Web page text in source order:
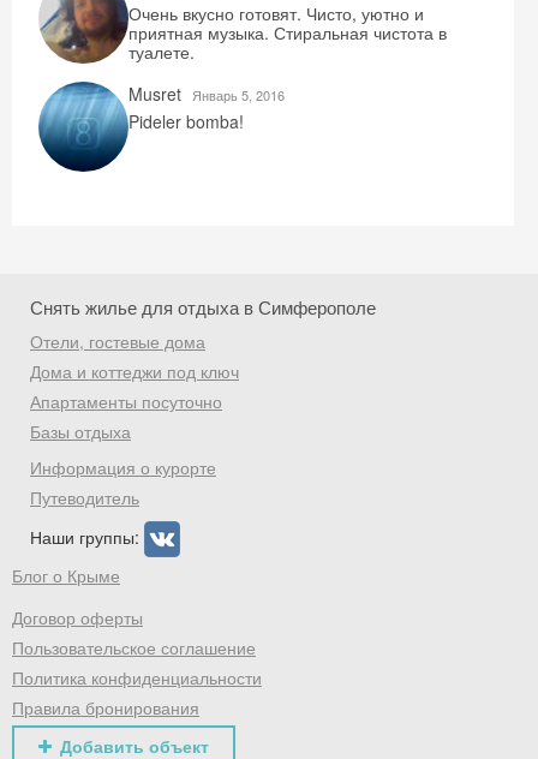
Очень вкусно готовят. Чисто, уютно и
приятная музыка. Стиральная чистота в
туалете.
Musret
Январь 5, 2016
Pideler bomba!
Снять жилье для отдыха в Симферополе
Отели, гостевые дома
Дома и коттеджи под ключ
Апартаменты посуточно
Базы отдыха
Информация о курорте
Путеводитель
Наши группы:
Блог о Крыме
Договор оферты
Пользовательское соглашение
Политика конфиденциальности
Правила бронирования
Добавить объект
промокод на первое бронирование!